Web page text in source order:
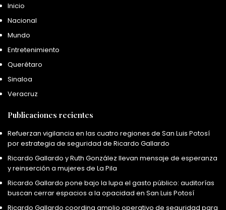
Inicio
Nacional
Mundo
Entretenimiento
Querétaro
Sinaloa
Veracruz
Publicaciones recientes
Refuerzan vigilancia en las cuatro regiones de San Luis Potosí
por estrategia de seguridad de Ricardo Gallardo
Ricardo Gallardo y Ruth González llevan mensaje de esperanza
y reinserción a mujeres de La Pila
Ricardo Gallardo pone bajo la lupa el gasto público: auditorías
buscan cerrar espacios a la opacidad en San Luis Potosí
Ricardo Gallardo coordina amplio operativo de seguridad para